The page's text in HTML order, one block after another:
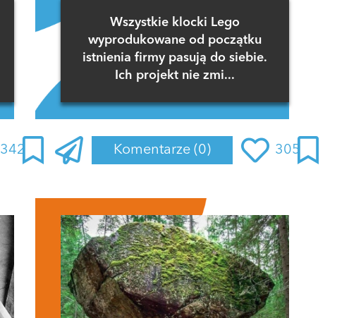
342
Wszystkie klocki Lego
wyprodukowane od początku
istnienia firmy pasują do siebie.
Ich projekt nie zmi...
Komentarze (0) 305